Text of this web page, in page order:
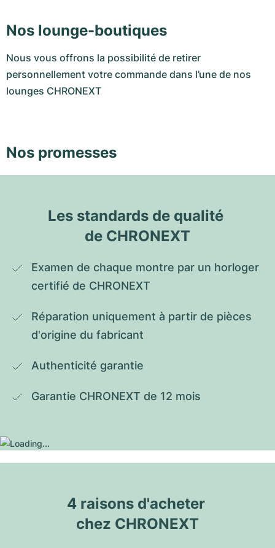
Nos lounge-boutiques
Nous vous offrons la possibilité de retirer
personnellement votre commande dans l’une de nos
lounges CHRONEXT
Nos promesses
Les standards de qualité
de CHRONEXT
Examen de chaque montre par un horloger
certifié de CHRONEXT
Réparation uniquement à partir de pièces
d'origine du fabricant
Authenticité garantie
Garantie CHRONEXT de 12 mois
4 raisons d'acheter
chez CHRONEXT